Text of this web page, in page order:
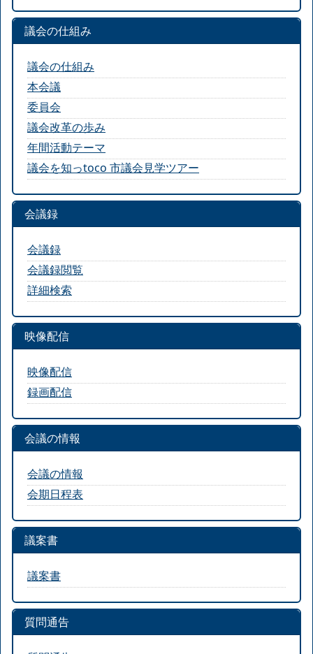
議会の仕組み
議会の仕組み
本会議
委員会
議会改革の歩み
年間活動テーマ
議会を知っtoco 市議会見学ツアー
会議録
会議録
会議録閲覧
詳細検索
映像配信
映像配信
録画配信
会議の情報
会議の情報
会期日程表
議案書
議案書
質問通告